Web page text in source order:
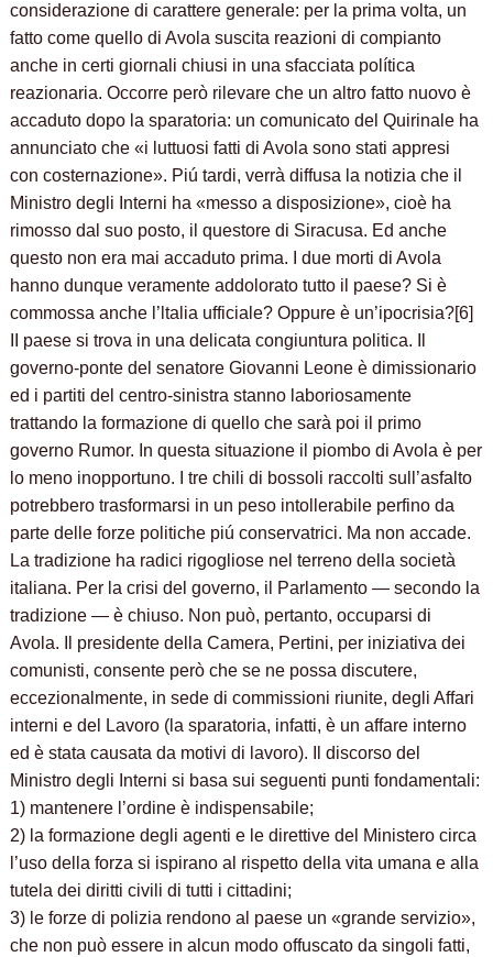
considerazione di carattere generale: per la prima volta, un
fatto come quello di Avola suscita reazioni di compianto
anche in certi giornali chiusi in una sfacciata política
reazionaria. Occorre però rilevare che un altro fatto nuovo è
accaduto dopo la sparatoria: un comunicato del Quirinale ha
annunciato che «i luttuosi fatti di Avola sono stati appresi
con costernazione». Piú tardi, verrà diffusa la notizia che il
Ministro degli Interni ha «messo a disposizione», cioè ha
rimosso dal suo posto, il questore di Siracusa. Ed anche
questo non era mai accaduto prima. I due morti di Avola
hanno dunque veramente addolorato tutto il paese? Si è
commossa anche l’ltalia ufficiale? Oppure è un’ipocrisia?[6]
II paese si trova in una delicata congiuntura politica. Il
governo-ponte del senatore Giovanni Leone è dimissionario
ed i partiti del centro-sinistra stanno laboriosamente
trattando la formazione di quello che sarà poi il primo
governo Rumor. In questa situazione il piombo di Avola è per
lo meno inopportuno. I tre chili di bossoli raccolti sull’asfalto
potrebbero trasformarsi in un peso intollerabile perfino da
parte delle forze politiche piú conservatrici. Ma non accade.
La tradizione ha radici rigogliose nel terreno della società
italiana. Per la crisi del governo, il Parlamento — secondo la
tradizione — è chiuso. Non può, pertanto, occuparsi di
Avola. Il presidente della Camera, Pertini, per iniziativa dei
comunisti, consente però che se ne possa discutere,
eccezionalmente, in sede di commissioni riunite, degli Affari
interni e del Lavoro (la sparatoria, infatti, è un affare interno
ed è stata causata da motivi di lavoro). Il discorso del
Ministro degli Interni si basa sui seguenti punti fondamentali:
1) mantenere l’ordine è indispensabile;
2) la formazione degli agenti e le direttive del Ministero circa
l’uso della forza si ispirano al rispetto della vita umana e alla
tutela dei diritti civili di tutti i cittadini;
3) le forze di polizia rendono al paese un «grande servizio»,
che non può essere in alcun modo offuscato da singoli fatti,